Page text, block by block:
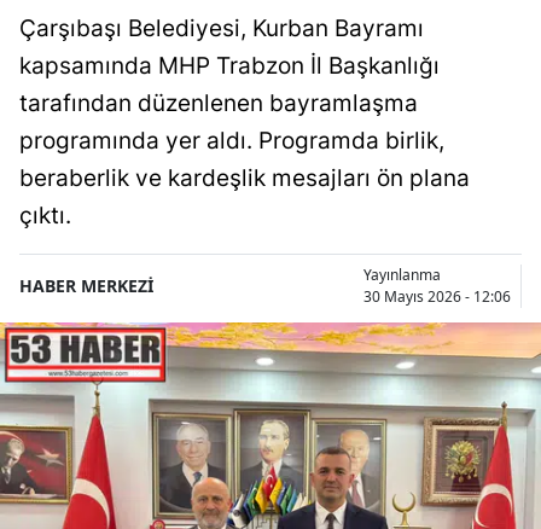
Çarşıbaşı Belediyesi, Kurban Bayramı
kapsamında MHP Trabzon İl Başkanlığı
tarafından düzenlenen bayramlaşma
programında yer aldı. Programda birlik,
beraberlik ve kardeşlik mesajları ön plana
çıktı.
HABER MERKEZİ
Yayınlanma
30 Mayıs 2026 - 12:06